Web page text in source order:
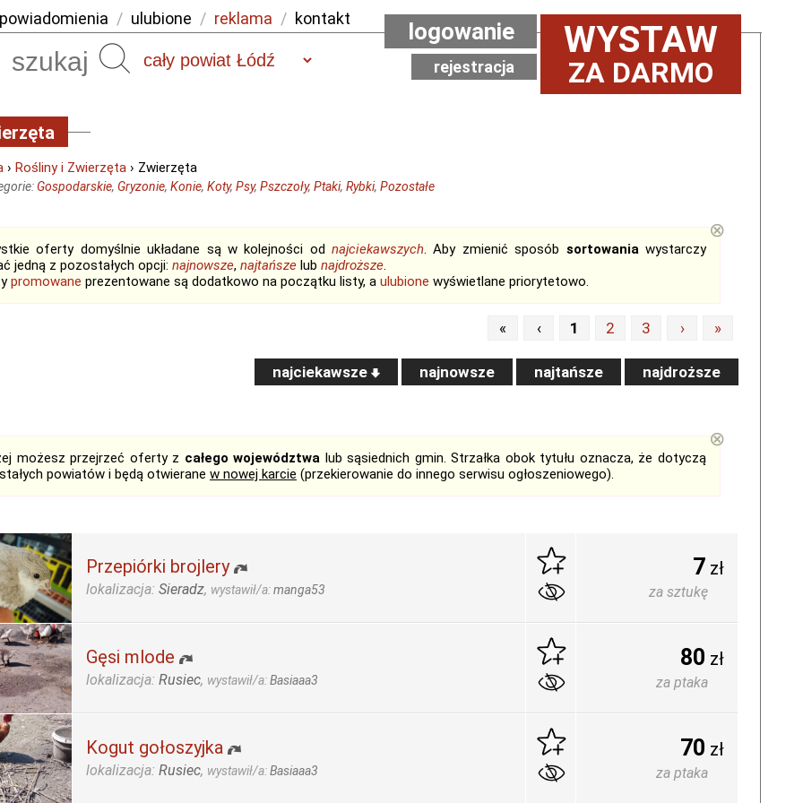
powiadomienia / ulubione / reklama / kontakt
Szukaj WYSTAW
ZA DARMO
logowanie
rejestracja
› Rośliny i Zwierzęta › Zwierzęta
Gospodarskie, Gryzonie, Konie, Koty, Psy, Pszczoły, Ptaki, Rybki, Pozostałe
oferty domyślnie układane są w kolejności odnajciekawszych. Aby zmienić sposób sortowaniawystarczy
jedną z pozostałych opcji: najnowsze, najtańsze lub najdroższe.
promowane prezentowane są dodatkowo na początku listy, a ulubione wyświetlane priorytetowo.
⊗
« ‹ 1 2 3 › »
najciekawsze najnowsze najtańsze najdroższe
możesz przejrzeć oferty z całego województwa lub sąsiednich gmin. Strzałka obok tytułu oznacza, że dotyczą
powiatów i będą otwierane w nowej karcie (przekierowanie do innego serwisu ogłoszeniowego).
⊗
Przepiórki brojlery
lokalizacja: Sieradz, wystawił/a:manga53
7 zł
za sztukę
Gęsi mlode
lokalizacja: Rusiec, wystawił/a:Basiaaa3
80 zł
za ptaka
Kogut gołoszyjka
lokalizacja: Rusiec, wystawił/a:Basiaaa3
70 zł
za ptaka